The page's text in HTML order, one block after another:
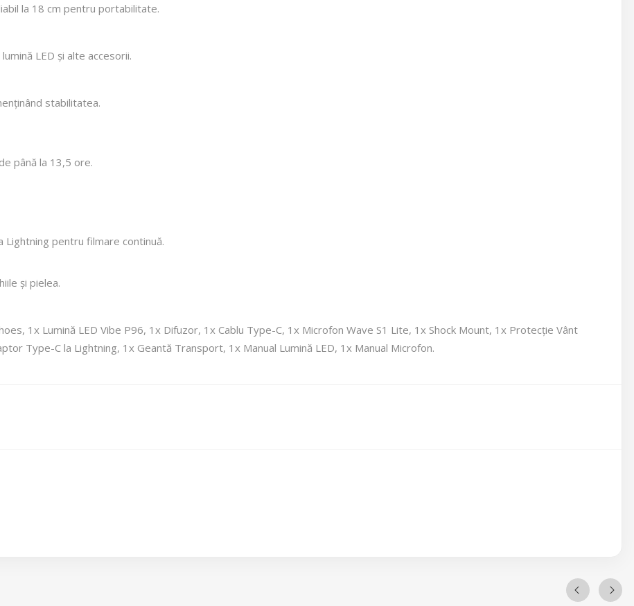
la 18 cm pentru portabilitate.
LED și alte accesorii.
stabilitatea.
până la 13,5 ore.
Lightning pentru filmare continuă.
și pielea.
1x Lumină LED Vibe P96, 1x Difuzor, 1x Cablu Type-C, 1x Microfon Wave S1 Lite, 1x Shock Mount, 1x Protecție Vânt
Type-C la Lightning, 1x Geantă Transport, 1x Manual Lumină LED, 1x Manual Microfon.